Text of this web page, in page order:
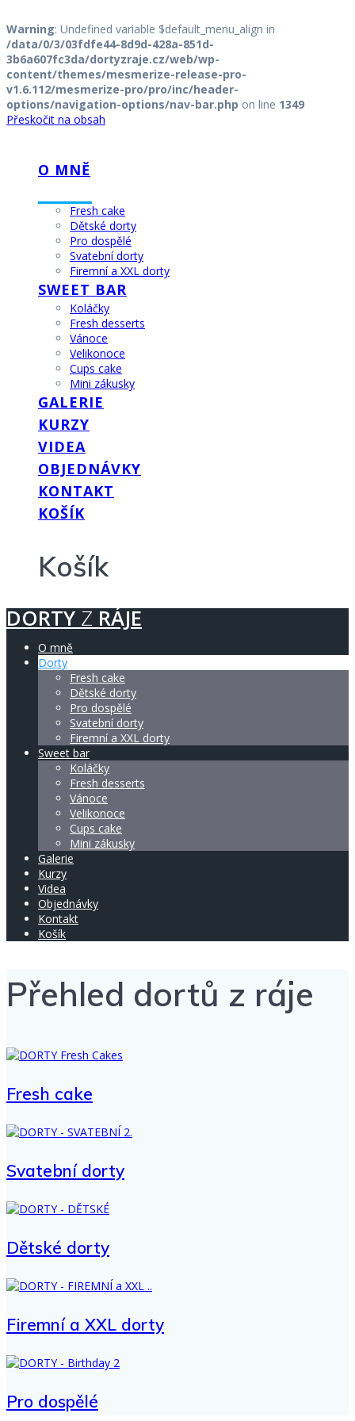
Warning: Undefined variable $default_menu_align in
/data/0/3/03fdfe44-8d9d-428a-851d-
3b6a607fc3da/dortyzraje.cz/web/wp-
content/themes/mesmerize-release-pro-
v1.6.112/mesmerize-pro/pro/inc/header-
options/navigation-options/nav-bar.php on line 1349
Přeskočit na obsah
O MNĚ
Fresh cake
Dětské dorty
Pro dospělé
Svatební dorty
Firemní a XXL dorty
SWEET BAR
Koláčky
Fresh desserts
Vánoce
Velikonoce
Cups cake
Mini zákusky
GALERIE
KURZY
VIDEA
OBJEDNÁVKY
KONTAKT
KOŠÍK
Košík
DORTY Z RÁJE
O mně
Dorty
Fresh cake
Dětské dorty
Pro dospělé
Svatební dorty
Firemní a XXL dorty
Sweet bar
Koláčky
Fresh desserts
Vánoce
Velikonoce
Cups cake
Mini zákusky
Galerie
Kurzy
Videa
Objednávky
Kontakt
Košík
Přehled dortů z ráje
Fresh cake
Svatební dorty
Dětské dorty
Firemní a XXL dorty
Pro dospělé